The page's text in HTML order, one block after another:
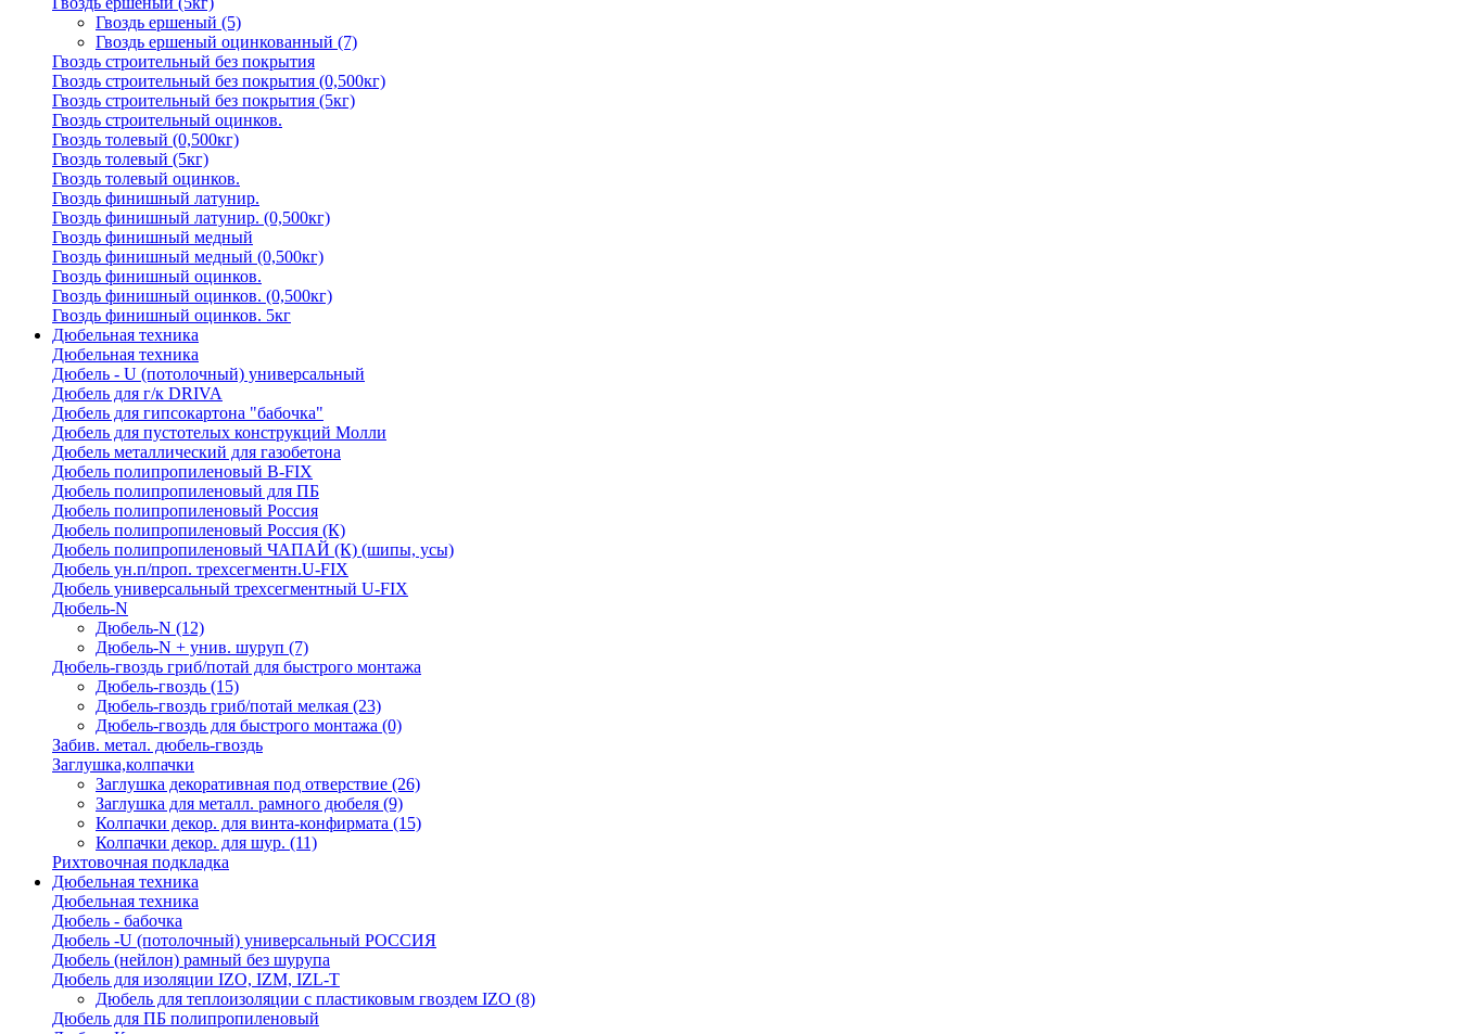
Гвоздь ершеный (5)
Гвоздь ершеный оцинкованный (7)
Гвоздь строительный без покрытия
Гвоздь строительный без покрытия (0,500кг)
Гвоздь строительный без покрытия (5кг)
Гвоздь строительный оцинков.
Гвоздь толевый (0,500кг)
Гвоздь толевый (5кг)
Гвоздь толевый оцинков.
Гвоздь финишный латунир.
Гвоздь финишный латунир. (0,500кг)
Гвоздь финишный медный
Гвоздь финишный медный (0,500кг)
Гвоздь финишный оцинков.
Гвоздь финишный оцинков. (0,500кг)
Гвоздь финишный оцинков. 5кг
Дюбельная техника
Дюбельная техника
Дюбель - U (потолочный) универсальный
Дюбель для г/к DRIVA
Дюбель для гипсокартона "бабочка"
Дюбель для пустотелых конструкций Молли
Дюбель металлический для газобетона
Дюбель полипропиленовый В-FIX
Дюбель полипропиленовый для ПБ
Дюбель полипропиленовый Россия
Дюбель полипропиленовый Россия (К)
Дюбель полипропиленовый ЧАПАЙ (К) (шипы, усы)
Дюбель ун.п/проп. трехсегментн.U-FIX
Дюбель универсальный трехсегментный U-FIX
Дюбель-N
Дюбель-N (12)
Дюбель-N + унив. шуруп (7)
Дюбель-гвоздь гриб/потай для быстрого монтажа
Дюбель-гвоздь (15)
Дюбель-гвоздь гриб/потай мелкая (23)
Дюбель-гвоздь для быстрого монтажа (0)
Забив. метал. дюбель-гвоздь
Заглушка,колпачки
Заглушка декоративная под отверствие (26)
Заглушка для металл. рамного дюбеля (9)
Колпачки декор. для винта-конфирмата (15)
Колпачки декор. для шур. (11)
Рихтовочная подкладка
Дюбельная техника
Дюбельная техника
Дюбель - бабочка
Дюбель -U (потолочный) универсальный РОССИЯ
Дюбель (нейлон) рамный без шурупа
Дюбель для изоляции IZO, IZM, IZL-T
Дюбель для теплоизоляции с пластиковым гвоздем IZO (8)
Дюбель для ПБ полипропиленовый